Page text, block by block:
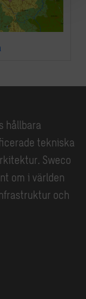
hållbara
tekniska
Sweco
om i världen
och